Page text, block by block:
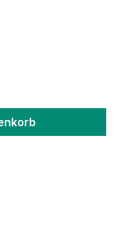
Wert